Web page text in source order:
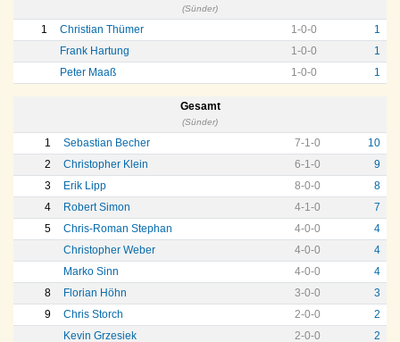
(Sünder)
1 Christian Thümer 1-0-0
1
Frank Hartung
1-0-0
1
Peter Maaß
1-0-0 1
Gesamt
(Sünder)
1 Sebastian Becher 7-1-0
10
2
Christopher Klein 6-1-0
9
3
Erik Lipp 8-0-0
8
4
Robert Simon 4-1-0
7
5
Chris-Roman Stephan 4-0-0
4
Christopher Weber
4-0-0
4
Marko Sinn
4-0-0
4
8
Florian Höhn 3-0-0
3
9
Chris Storch 2-0-0
2
Kevin Grzesiek
2-0-0
2